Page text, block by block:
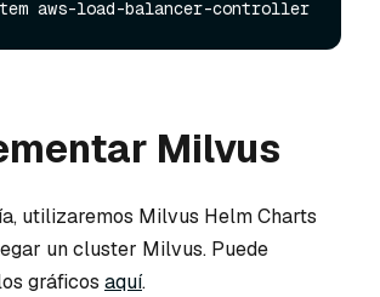
Milvus
utilizaremos Milvus Helm Charts
un cluster Milvus. Puede
gráficos aquí.